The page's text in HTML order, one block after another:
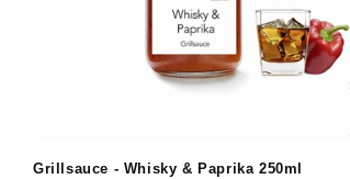
Grillsauce - Whisky & Paprika 250ml